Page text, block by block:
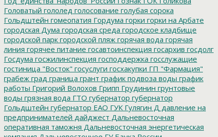
Головатый гололед голосование голубая сорока
Гольдштейн гомеопатия Гордума горки горки на Арбате
городская Дума городская среда городское кладбище
городской парк городской пляж горячая вода горячая
линия горячее питание госавтоинспекция госархив госдолг
Госдума госжилинспекция господдержка госслужащие
гостиница "Восток" госуслуги госхакупки ГП "Фармация"
грабеж град граница грант график подвоза воды график
работы Григорий Волохов Грипп Грудинин грунтовые
воды грязная вода ГТО губернатор губернатор
Гольдштейн губернатор ЕАО ГУК Гулягин Д давление на
предпринимателей дайджест Дальневосточная
оперативная таможня Дальневосточная энергетическая